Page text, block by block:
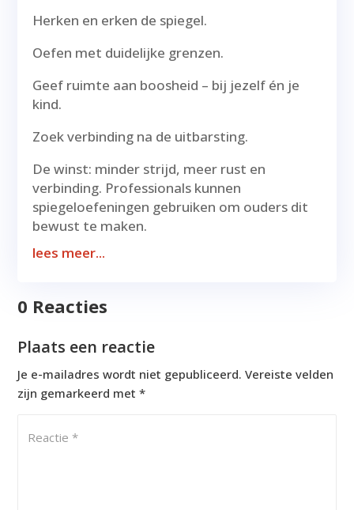
Herken en erken de spiegel.
Oefen met duidelijke grenzen.
Geef ruimte aan boosheid – bij jezelf én je
kind.
Zoek verbinding na de uitbarsting.
De winst: minder strijd, meer rust en
verbinding. Professionals kunnen
spiegeloefeningen gebruiken om ouders dit
bewust te maken.
lees meer...
0 Reacties
Plaats een reactie
Je e-mailadres wordt niet gepubliceerd. Vereiste velden
zijn gemarkeerd met*